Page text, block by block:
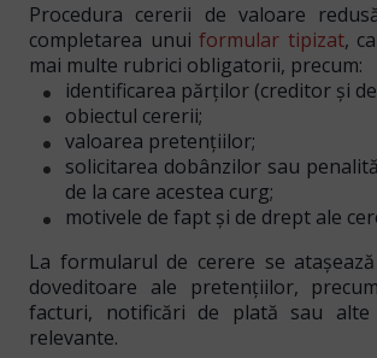
Procedura cererii de valoare
completarea unuiformular tipizat,
mai multe rubrici obligatorii, precum:
identificarea părților (creditor și
obiectul cererii;
valoarea pretențiilor;
solicitarea dobânzilor sau
de la care acestea curg;
motivele de fapt și de drept ale
La formularul de cerere se atașează
doveditoare ale pretențiilor,
facturi, notificări de plată sau alte
relevante.